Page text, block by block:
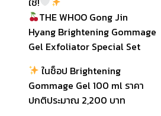
THE WHOO Gong Jin
Hyang Brightening Gommage
Gel Exfoliator Special Set
ในช็อป Brightening
Gommage Gel 100 ml ราคา
ปกติประมาณ 2,200 บาท